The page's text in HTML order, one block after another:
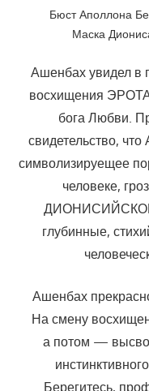
Бюст Аполлона
Маска
Ашенбах увидел в
восхищения
бога Любви.
свидетельство,
символизируещее
человеке,
глубинные,
Ашенбах
На смену
а потом —
Берегитесь,